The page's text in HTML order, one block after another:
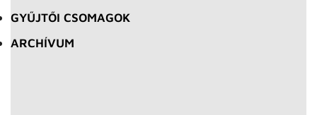
GYŰJTŐI CSOMAGOK
ARCHÍVUM